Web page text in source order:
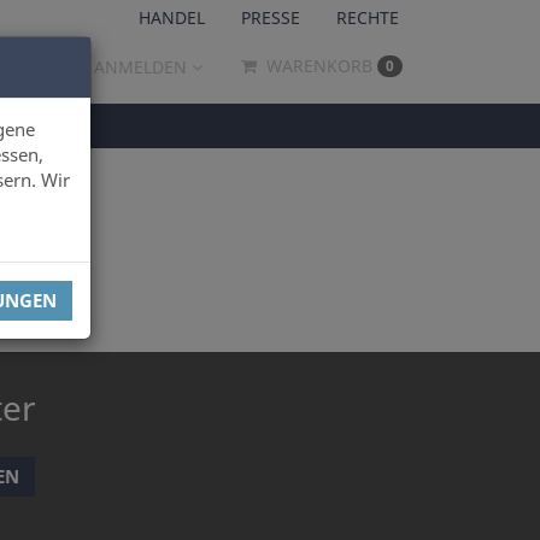
Wir
HANDEL PRESSE RECHTE
ANMELDEN WARENKORB 0